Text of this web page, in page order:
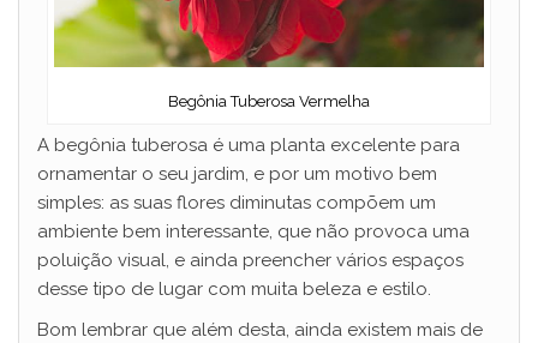
Begônia Tuberosa Vermelha
A begônia tuberosa é uma planta excelente para
ornamentar o seu jardim, e por um motivo bem
simples: as suas flores diminutas compõem um
ambiente bem interessante, que não provoca uma
poluição visual, e ainda preencher vários espaços
desse tipo de lugar com muita beleza e estilo.
Bom lembrar que além desta, ainda existem mais de